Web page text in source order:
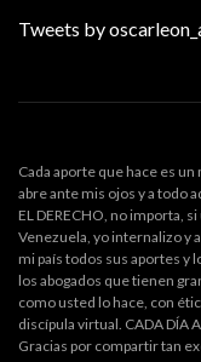
Tweets by
Cada aporte que hace es
abre ante mis ojos y a todo
EL DERECHO, no importa,
Venezuela, yo internalizo y
mi país todos sus aportes y
los abogados que tienen
como usted lo hace, con
discípula virtual. CADA DÍA
Gracias por compartir tan